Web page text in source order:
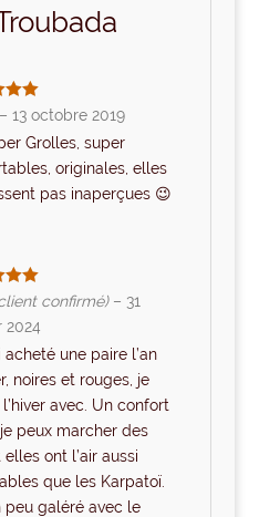
sur
– 13 octobre 2019
Grolles, super
originales, elles
pas inaperçues 😉
confirmé) – 31
2024
acheté une paire l’an
noires et rouges, je
avec. Un confort
peux marcher des
elles ont l’air aussi
que les Karpatoï.
peu galéré avec le